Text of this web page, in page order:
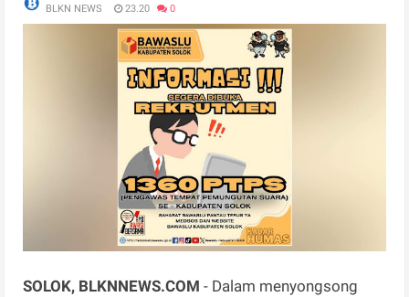
BLKN NEWS 23.20 0
SOLOK, BLKNNEWS.COM - Dalam menyongsong